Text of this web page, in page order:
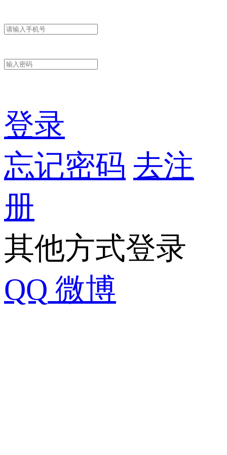
登录
忘记密码 去注
册
其他方式登录
QQ 微博